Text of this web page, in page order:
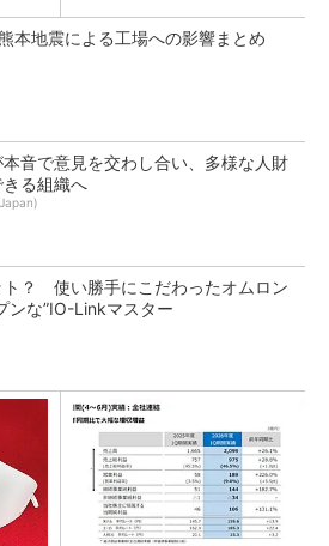
本地震による工場への影響まとめ
音で意見を交わし合い、多様な人財
る組織へ
ト？ 使い勝手にこだわったオムロン
ンな”IO-Linkマスター